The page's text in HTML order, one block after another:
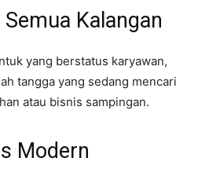
Kalangan
yang berstatus karyawan,
tangga yang sedang mencari
atau bisnis sampingan.
Modern